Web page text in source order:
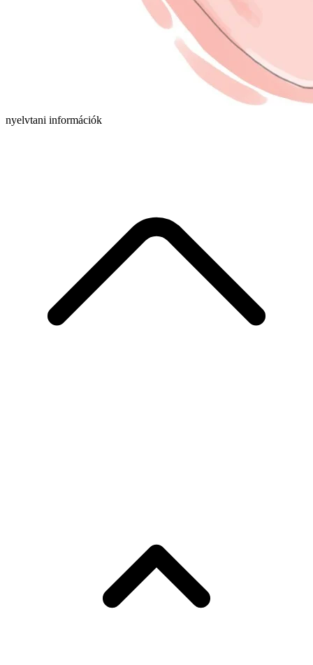
nyelvtani információk